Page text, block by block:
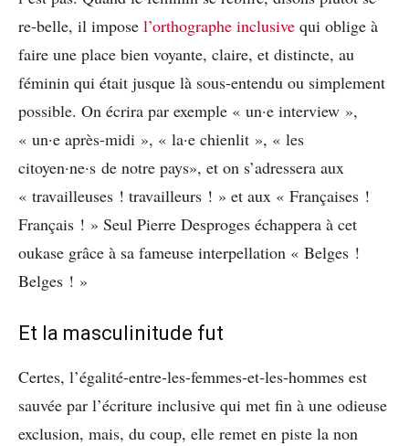
re-belle, il impose l’orthographe inclusive qui oblige à
faire une place bien voyante, claire, et distincte, au
féminin qui était jusque là sous-entendu ou simplement
possible. On écrira par exemple « un·e interview »,
« un·e après-midi », « la·e chienlit », « les
citoyen·ne·s de notre pays», et on s’adressera aux
« travailleuses ! travailleurs ! » et aux « Françaises !
Français ! » Seul Pierre Desproges échappera à cet
oukase grâce à sa fameuse interpellation « Belges !
Belges ! »
Et la masculinitude fut
Certes, l’égalité-entre-les-femmes-et-les-hommes est
sauvée par l’écriture inclusive qui met fin à une odieuse
exclusion, mais, du coup, elle remet en piste la non